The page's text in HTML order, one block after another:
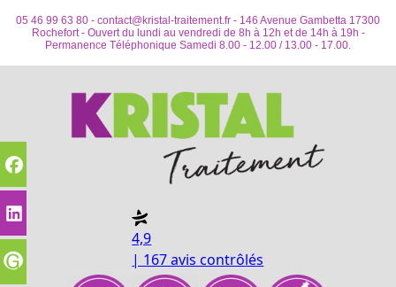
05 46 99 63 80 - contact@kristal-traitement.fr - 146 Avenue Gambetta 17300
Rochefort - Ouvert du lundi au vendredi de 8h à 12h et de 14h à 19h -
Permanence Téléphonique Samedi 8.00 - 12.00 / 13.00 - 17.00.
4,9
| 167 avis contrôlés